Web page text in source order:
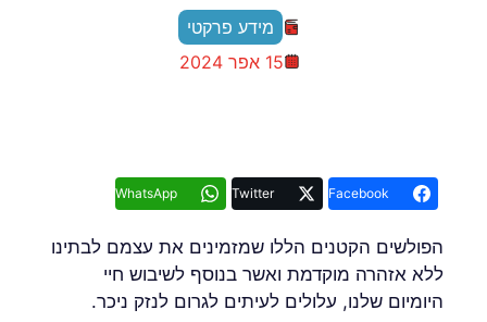
מידע פרקטי
15 אפר 2024
Facebook
Twitter
WhatsApp
הפולשים הקטנים הללו שמזמינים את עצמם לבתינו
ללא אזהרה מוקדמת ואשר בנוסף לשיבוש חיי
היומיום שלנו, עלולים לעיתים לגרום לנזק ניכר.